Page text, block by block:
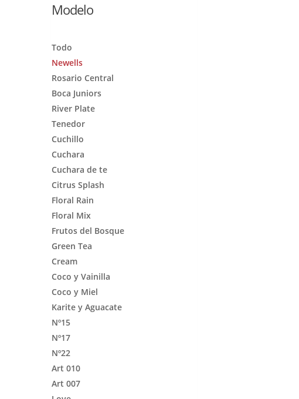
Modelo
Todo
Newells
Rosario Central
Boca Juniors
River Plate
Tenedor
Cuchillo
Cuchara
Cuchara de te
Citrus Splash
Floral Rain
Floral Mix
Frutos del Bosque
Green Tea
Cream
Coco y Vainilla
Coco y Miel
Karite y Aguacate
Nº15
Nº17
Nº22
Art 010
Art 007